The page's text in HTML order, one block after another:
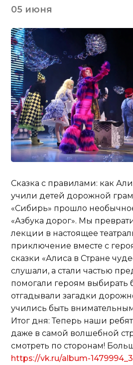
05 июня
Сказка с правилами: как
учили детей дорожной
«Сибирь» прошло
«Азбука дорог». Мы
лекции в настоящее
приключение вместе с
сказки «Алиса в Стране
слушали, а стали частью
помогали героям выбирать
отгадывали загадки
учились быть
Итог дня: Теперь наши
даже в самой волшебной
смотреть по сторонам!
https://vk.ru/album-